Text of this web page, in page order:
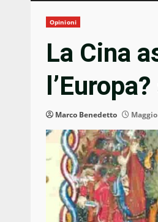
Opinioni
La Cina
Marco Benedetto